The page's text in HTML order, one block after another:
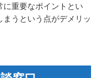
重要なポイントとい
うという点がデメリッ